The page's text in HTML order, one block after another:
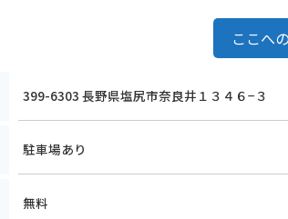
ここへ
399-6303 長野県塩尻市奈良井１３４６−３
駐車場あり
無料